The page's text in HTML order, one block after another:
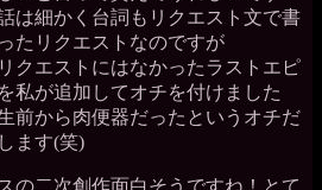
は細かく台詞もリクエスト文で書
たリクエストなのですが
クエストにはなかったラストエピ
私が追加してオチを付けました
前から肉便器だったというオチだ
ます(笑)